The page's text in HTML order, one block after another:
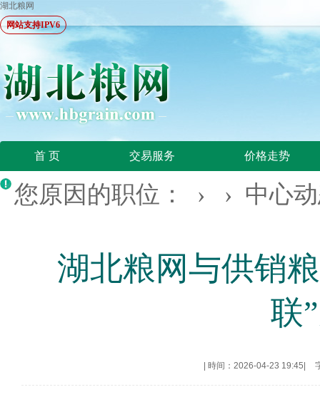
湖北粮网
网站支持IPV6
首 页 交易服务 价格走势
您原因的职位： › › 中心
湖北粮网与供销
联
時间：2026-04-23 19:45